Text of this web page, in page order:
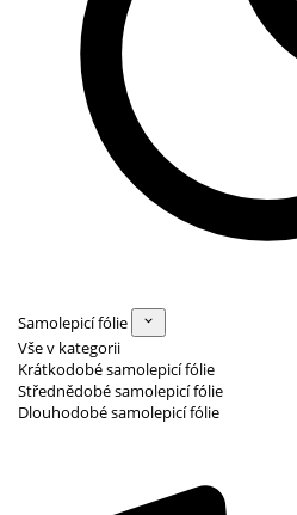
Samolepicí fólie
Vše v kategorii
Krátkodobé samolepicí fólie
Střednědobé samolepicí fólie
Dlouhodobé samolepicí fólie